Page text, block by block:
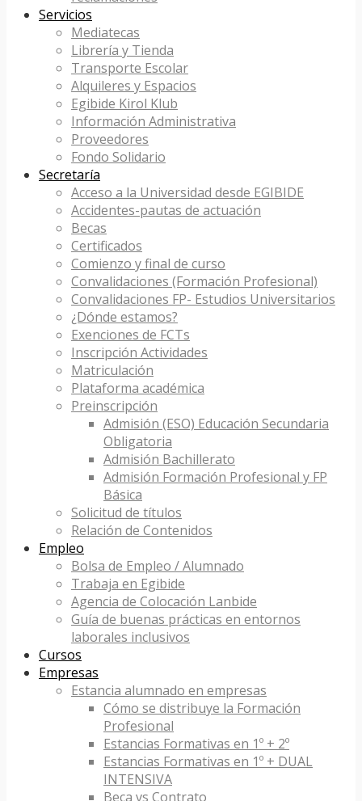
Servicios
Mediatecas
Librería y Tienda
Transporte Escolar
Alquileres y Espacios
Egibide Kirol Klub
Información Administrativa
Proveedores
Fondo Solidario
Secretaría
Acceso a la Universidad desde EGIBIDE
Accidentes-pautas de actuación
Becas
Certificados
Comienzo y final de curso
Convalidaciones (Formación Profesional)
Convalidaciones FP- Estudios Universitarios
¿Dónde estamos?
Exenciones de FCTs
Inscripción Actividades
Matriculación
Plataforma académica
Preinscripción
Admisión (ESO) Educación Secundaria
Obligatoria
Admisión Bachillerato
Admisión Formación Profesional y FP
Básica
Solicitud de títulos
Relación de Contenidos
Empleo
Bolsa de Empleo / Alumnado
Trabaja en Egibide
Agencia de Colocación Lanbide
Guía de buenas prácticas en entornos
laborales inclusivos
Cursos
Empresas
Estancia alumnado en empresas
Cómo se distribuye la Formación
Profesional
Estancias Formativas en 1º + 2º
Estancias Formativas en 1º + DUAL
INTENSIVA
Beca vs Contrato